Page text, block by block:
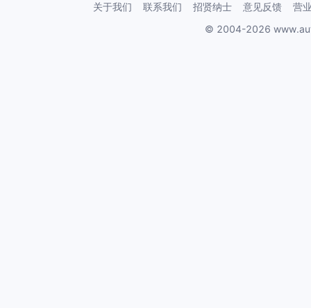
关于我们 联系我们 招贤纳士 意见反馈
营
© 2004-2026